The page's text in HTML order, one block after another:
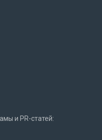
и PR-статей: